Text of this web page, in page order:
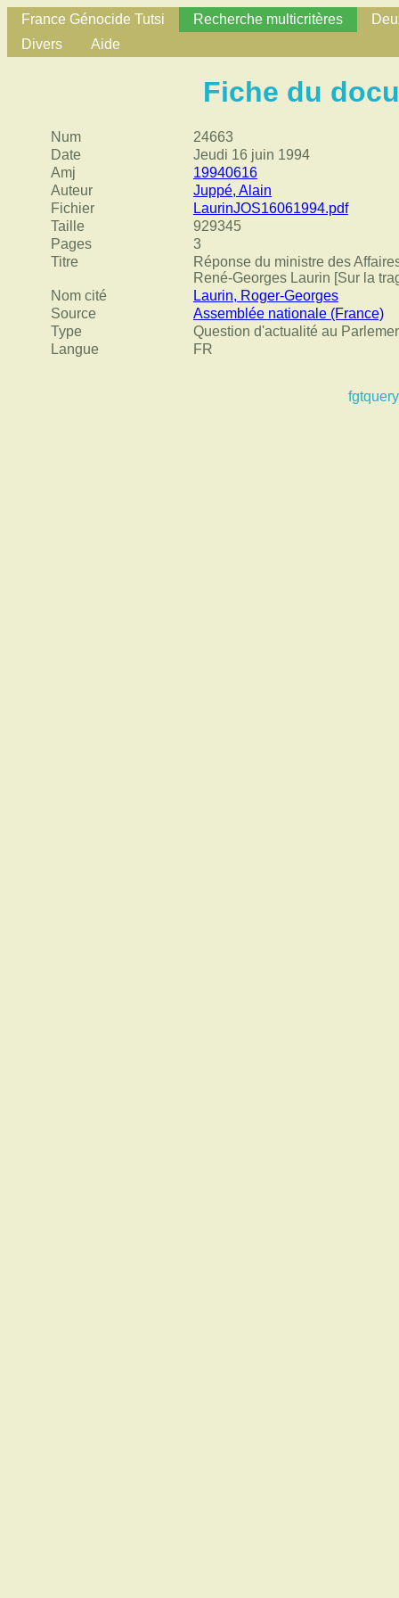
France Génocide Tutsi Recherche multicritères
Divers
Aide
Fiche du
Num
24663
Date
Jeudi 16 juin 1994
Amj
19940616
Auteur
Juppé, Alain
Fichier
LaurinJOS16061994.pdf
Taille
929345
Pages
3
Titre
Réponse du ministre des
René-Georges Laurin [Sur la
Nom cité
Laurin, Roger-Georges
Source
Assemblée nationale (France)
Type
Question d'actualité au
Langue
FR